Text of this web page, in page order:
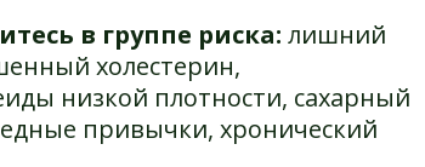
в группе риска: лишний
холестерин,
низкой плотности, сахарный
привычки, хронический